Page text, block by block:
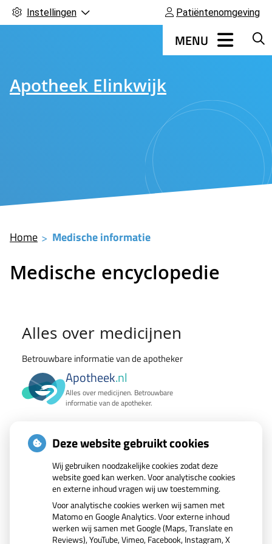
Instellingen Patiëntenomgeving
Apotheek Elinkwijk
Hoofdmenu
MENU
Home Medische informatie
Medische encyclopedie
Medische
encyclopedie
Alles over medicijnen
Betrouwbare informatie van de apotheker
Apotheek.nl
Alles over medicijnen. Betrouwbare
informatie van de apotheker.
Wat zoekt u?
Zoek geneesmiddel
Zoeken
Deze website gebruikt cookies
Wij gebruiken noodzakelijke cookies zodat deze
website goed kan werken. Voor analytische cookies
en externe inhoud vragen wij uw toestemming.
Voor analytische cookies werken wij samen met
Matomo en Google Analytics. Voor externe inhoud
werken wij samen met Google (Maps, Translate en
Reviews), YouTube, Vimeo, Facebook, Instagram, X